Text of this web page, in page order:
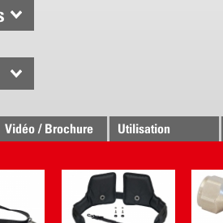
acier inoxydable
Lance 50 cm, en acier
Roues robustes
Tuyau de 10 m, grand
Fourreau pour le
Vidéo / Brochure Utilisation